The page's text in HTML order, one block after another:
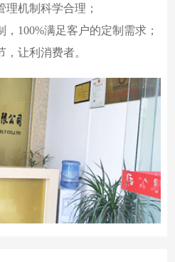
机制科学合理；
100%满足客户的定制需求；
让利消费者。